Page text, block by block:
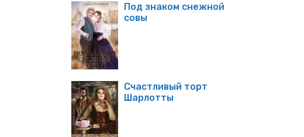
Под знаком снежной
совы
Счастливый торт
Шарлотты